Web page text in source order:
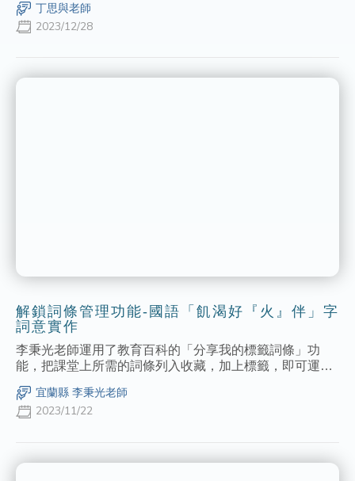
讓學生進行練習與討論，更能加深學習記憶。
丁思與老師
2023/12/28
解鎖詞條管理功能-國語「飢渴好『火』伴」字
詞意實作
李秉光老師運用了教育百科的「分享我的標籤詞條」功
能，把課堂上所需的詞條列入收藏，加上標籤，即可運用
節省許多學生自行操作的過程及時間。
宜蘭縣 李秉光老師
2023/11/22